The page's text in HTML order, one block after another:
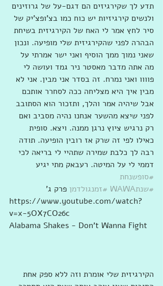
תדע לך שקירגיזים הם דגם-על של גרוזינים
ולנשים קירגיזיות יש כוח כמו בצ'ופצ'יק של
סיר לחץ אמר לי האח של הקירגיזית בשיחת
הבהרה לפני שהקירגיזית שלי מופיעה. ונכון
שאני נמוך ממך הוסיף ואני ישר אמרתי על
מה אתה מדבר מאסטר ניר גמד ועושה לי
פוווו ואני נמרח. זה בסדר אני מבין. אני לא
מבין איך היא מצליחה ככה לסחרר אותכם
אבל שיהיה אמר והלך, ותזכור הוא הסתובב
לפני שיצא מהשער אנחנו נהיה מסביב ואם
רק נרגיש ציוץ נרגן ממנה. ויצא. סופית
כאילו לפי זה שרק אז רובין הופיעה. תודה
רבה לך כלבת שמירה שתהיי לי בריאה לכי
דממי לי על המיטה. רעבאק מתי יגיע
#סופשנחת
#שנתWAWA
#זמנגולדמן פרק ג'
https://www.youtube.com/watch?
v=x-5OX7CO26c
Alabama Shakes - Don't Wanna Fight
הקירגיזית שלי אומרת וזה ללא ספק אחת